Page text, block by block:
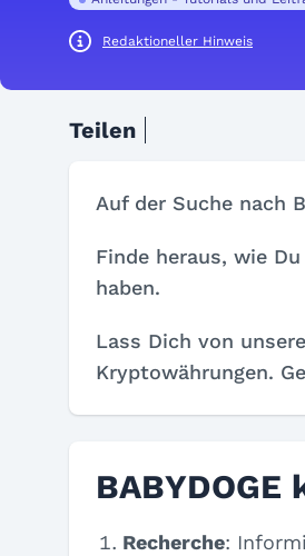
Redaktioneller Hinweis
Teilen
Auf der Suche nach
Finde heraus, wie
haben.
Lass Dich von
Kryptowährungen.
Recherche: